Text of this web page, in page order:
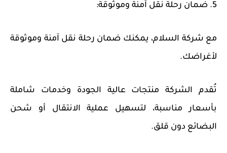
5. ضمان رحلة نقل آمنة وموثوقة:
مع شركة السلام، يمكنك ضمان رحلة نقل آمنة وموثوقة
لأغراضك.
تُقدم الشركة منتجات عالية الجودة وخدمات شاملة
بأسعار مناسبة، لتسهيل عملية الانتقال أو شحن
البضائع دون قلق.